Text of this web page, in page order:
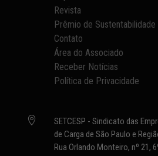
Revista
Prêmio de Sustentabilidade
Contato
Área do Associado
Receber Notícias
Política de Privacidade

SETCESP - Sindicato das
de Carga de São Paulo e
Rua Orlando Monteiro, nº 21,